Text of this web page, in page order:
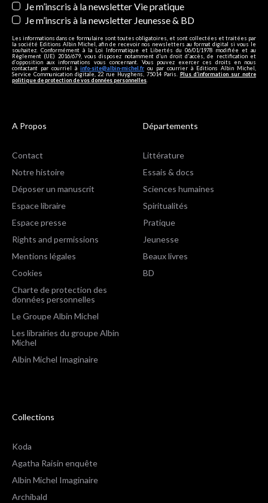
Je m’inscris à la newsletter Vie pratique
Je m’inscris à la newsletter Jeunesse & BD
Les informations dans ce formulaire sont toutes obligatoires, et sont collectées et traitées par
la société Editions Albin Michel, afin de recevoir nos newsletters au format digital si vous le
souhaitez. Conformément à la Loi Informatique et Libertés du 06/01/1978 modifiée et au
Règlement (UE) 2016/679, vous disposez notamment d'un droit d'accès, de rectification et
d’opposition aux informations vous concernant. Vous pouvez exercer ces droits en nous
contactant par courriel à info-site@albin-michel.fr ou par courrier à Editions Albin Michel,
Service Communication digitale, 22 rue Huyghens, 75014 Paris. Plus d’information sur notre
politique de protection de vos données personnelles
A Propos
Contact
Notre histoire
Déposer un manuscrit
Espace libraire
Espace presse
Rights and permissions
Mentions légales
Cookies
Charte de protection des
données personnelles
Le Groupe Albin Michel
Les librairies du groupe Albin
Michel
Albin Michel Imaginaire
Départements
Littérature
Essais & docs
Sciences humaines
Spiritualités
Pratique
Jeunesse
Beaux livres
BD
Collections
Koda
Agatha Raisin enquête
Albin Michel Imaginaire
Archibald